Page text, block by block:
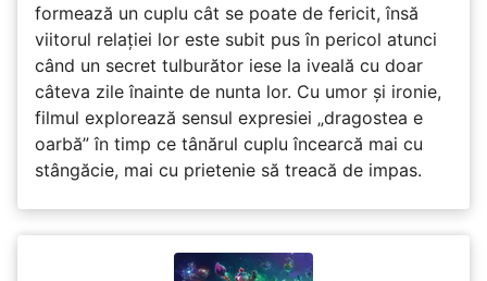
formează un cuplu cât se poate de fericit, însă
viitorul relației lor este subit pus în pericol atunci
când un secret tulburător iese la iveală cu doar
câteva zile înainte de nunta lor. Cu umor și ironie,
filmul explorează sensul expresiei „dragostea e
oarbă” în timp ce tânărul cuplu încearcă mai cu
stângăcie, mai cu prietenie să treacă de impas.